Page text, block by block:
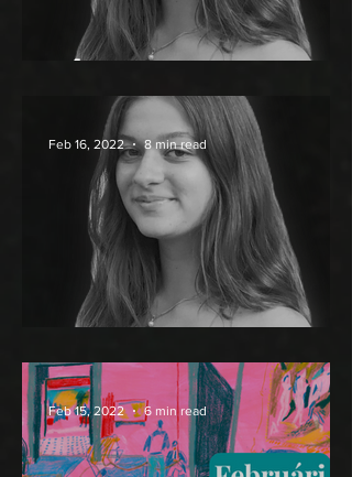
Feb 16, 2022 8 min read
Feb 15, 2022 6 min read